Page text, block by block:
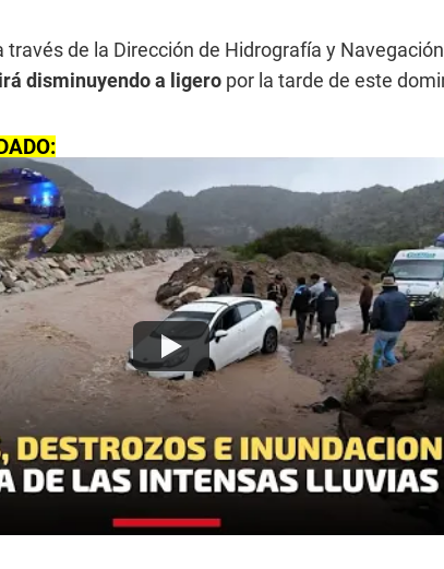
través de la Dirección de Hidrografía y Navegación
disminuyendo a ligero por la tarde de este